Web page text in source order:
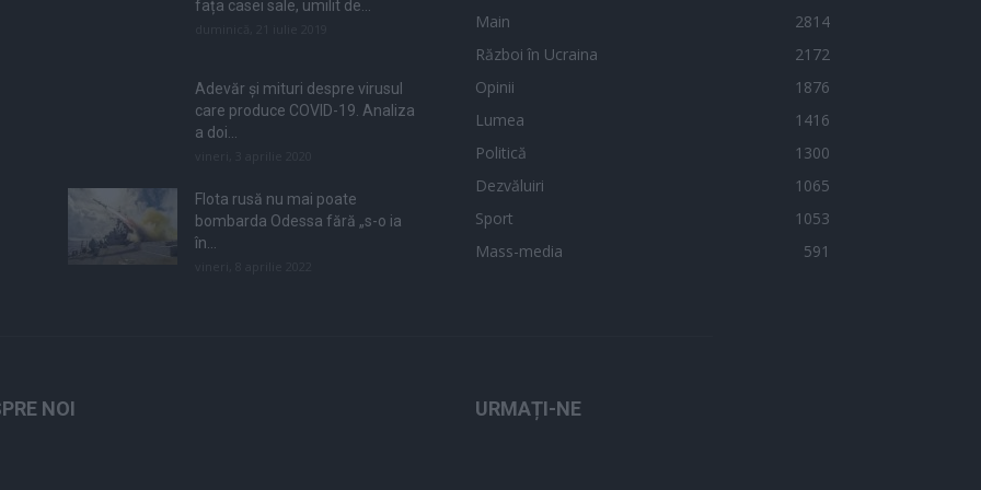
fața casei sale, umilit de...
Adevăr și mituri despre virusul
care produce COVID-19. Analiza
a doi...
Flota rusă nu mai poate
bombarda Odessa fără „s-o ia
în...
Main
2814
Război în Ucraina
2172
Opinii
1876
Lumea
1416
Politică
1300
Dezvăluiri
1065
Sport
1053
Mass-media
591
NOI URMAȚI-NE